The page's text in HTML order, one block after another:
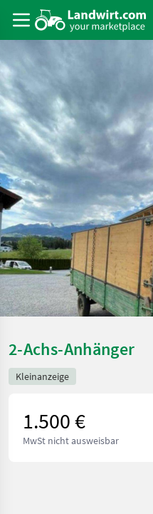
2-Achs-Anhänger
Kleinanzeige
1.500 €
MwSt nicht ausweisbar